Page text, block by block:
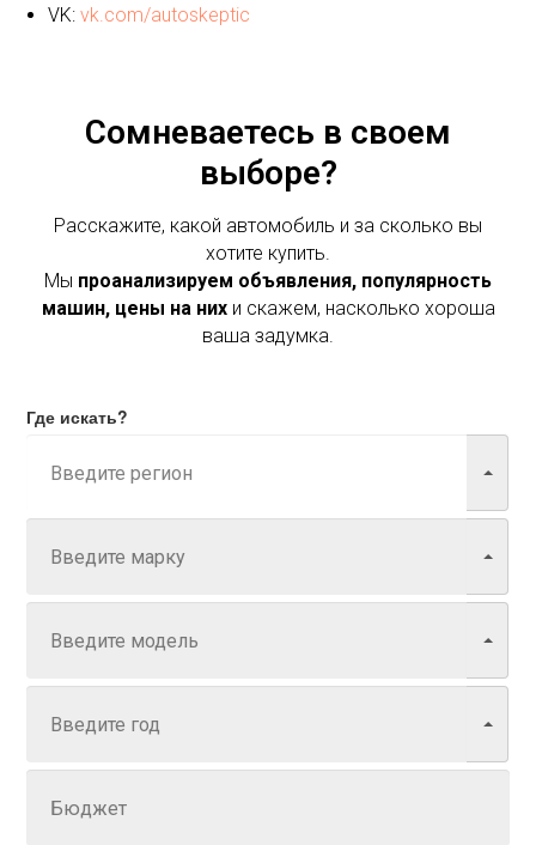
VK: vk.com/autoskeptic
Сомневаетесь в своем
выборе?
Расскажите, какой автомобиль и за сколько вы
хотите купить.
Мы проанализируем объявления, популярность
машин, цены на нихи скажем, насколько хороша
ваша задумка.
Где искать?